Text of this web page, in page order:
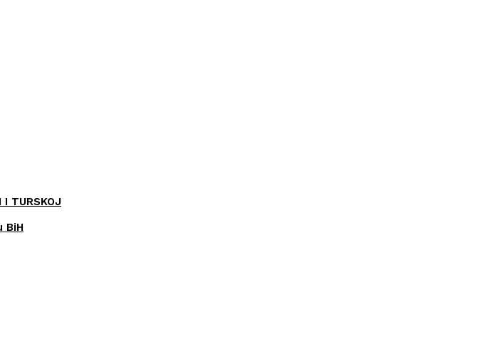
I TURSKOJ
BiH